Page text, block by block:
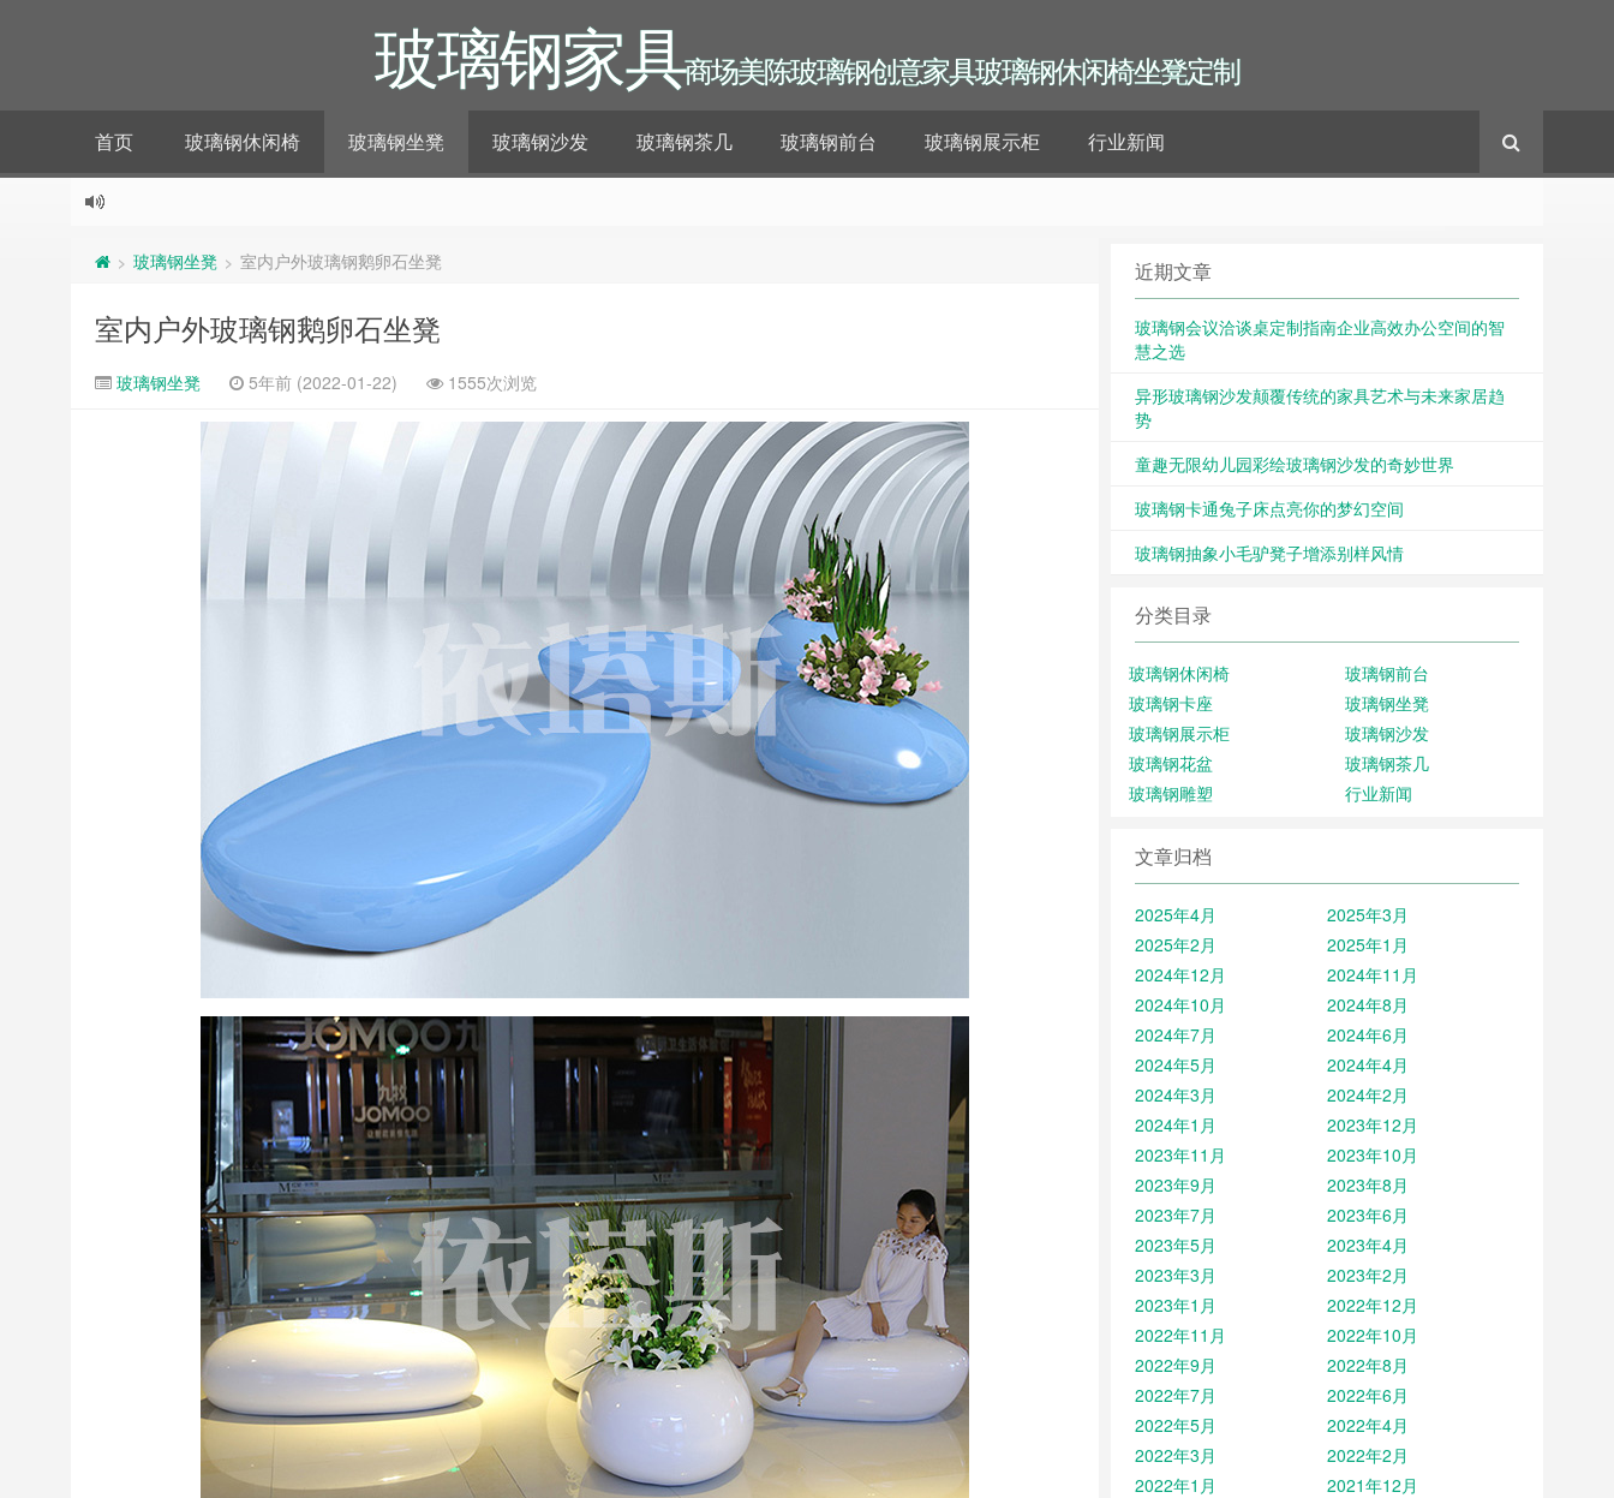
玻璃钢家具商场美陈玻璃钢创意家具玻璃钢休闲椅坐凳定制
首页 玻璃钢休闲椅 玻璃钢坐凳 玻璃钢沙发 玻璃钢茶几 玻璃钢前台 玻璃钢展示柜 行业新闻
> 玻璃钢坐凳 > 室内户外玻璃钢鹅卵石坐凳
室内户外玻璃钢鹅卵石坐凳
玻璃钢坐凳 5年前 (2022-01-22) 1555次浏览
近期文章
玻璃钢会议洽谈桌定制指南企业高效办公空间的智
慧之选
异形玻璃钢沙发颠覆传统的家具艺术与未来家居趋
势
童趣无限幼儿园彩绘玻璃钢沙发的奇妙世界
玻璃钢卡通兔子床点亮你的梦幻空间
玻璃钢抽象小毛驴凳子增添别样风情
分类目录
玻璃钢休闲椅
玻璃钢前台
玻璃钢卡座
玻璃钢坐凳
玻璃钢展示柜
玻璃钢沙发
玻璃钢花盆
玻璃钢茶几
玻璃钢雕塑
行业新闻
文章归档
2025年4月
2025年3月
2025年2月
2025年1月
2024年12月
2024年11月
2024年10月
2024年8月
2024年7月
2024年6月
2024年5月
2024年4月
2024年3月
2024年2月
2024年1月
2023年12月
2023年11月
2023年10月
2023年9月
2023年8月
2023年7月
2023年6月
2023年5月
2023年4月
2023年3月
2023年2月
2023年1月
2022年12月
2022年11月
2022年10月
2022年9月
2022年8月
2022年7月
2022年6月
2022年5月
2022年4月
2022年3月
2022年2月
2022年1月
2021年12月